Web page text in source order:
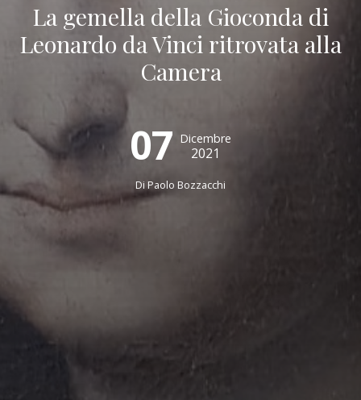
La gemella della Gioconda di
Leonardo da Vinci ritrovata alla
Camera
07 Dicembre
2021
Di Paolo Bozzacchi